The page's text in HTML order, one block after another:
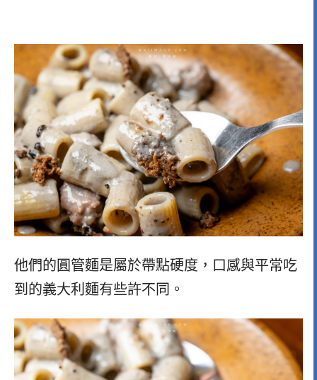
他們的圓管麵是屬於帶點硬度，口感與平常吃
到的義大利麵有些許不同。